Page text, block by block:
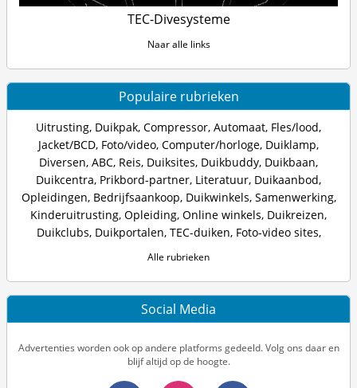
TEC-Divesysteme
Naar alle links
Populaire rubrieken
Uitrusting, Duikpak, Compressor, Automaat, Fles/lood,
Jacket/BCD, Foto/video, Computer/horloge, Duiklamp,
Diversen, ABC, Reis, Duiksites, Duikbuddy, Duikbaan,
Duikcentra, Prikbord-partner, Literatuur, Duikaanbod,
Opleidingen, Bedrijfsaankoop, Duikwinkels, Samenwerking,
Kinderuitrusting, Opleiding, Online winkels, Duikreizen,
Duikclubs, Duikportalen, TEC-duiken, Foto-video sites,
Alle rubrieken
Social Media
Advertenties worden ook op andere platforms gedeeld. Volg ons daar en
blijf altijd op de hoogte.